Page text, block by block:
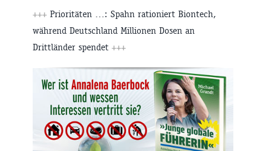
+++ Prioritäten …: Spahn rationiert Biontech,
während Deutschland Millionen Dosen an
Drittländer spendet +++